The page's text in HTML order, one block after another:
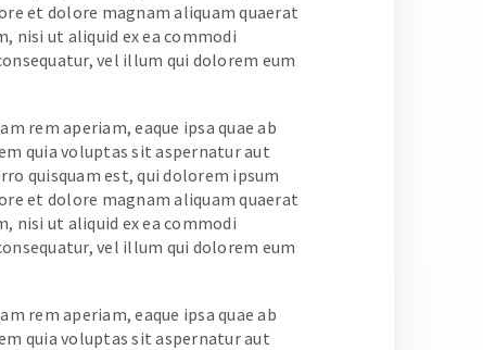
et dolore magnam aliquam quaerat
nisi ut aliquid ex ea commodi
vel illum qui dolorem eum
rem aperiam, eaque ipsa quae ab
quia voluptas sit aspernatur aut
quisquam est, qui dolorem ipsum
et dolore magnam aliquam quaerat
nisi ut aliquid ex ea commodi
vel illum qui dolorem eum
rem aperiam, eaque ipsa quae ab
quia voluptas sit aspernatur aut